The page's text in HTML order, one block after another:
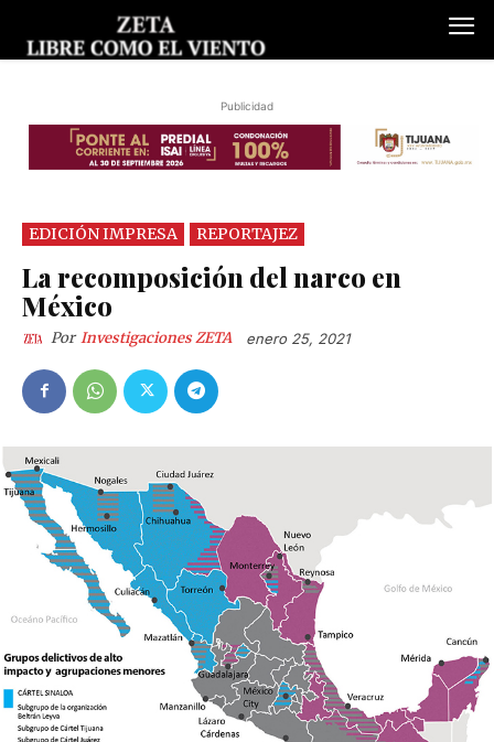
Publicidad
EDICIÓN IMPRESA REPORTAJEZ
La recomposición del narco en
México
Por Investigaciones ZETA enero 25, 2021